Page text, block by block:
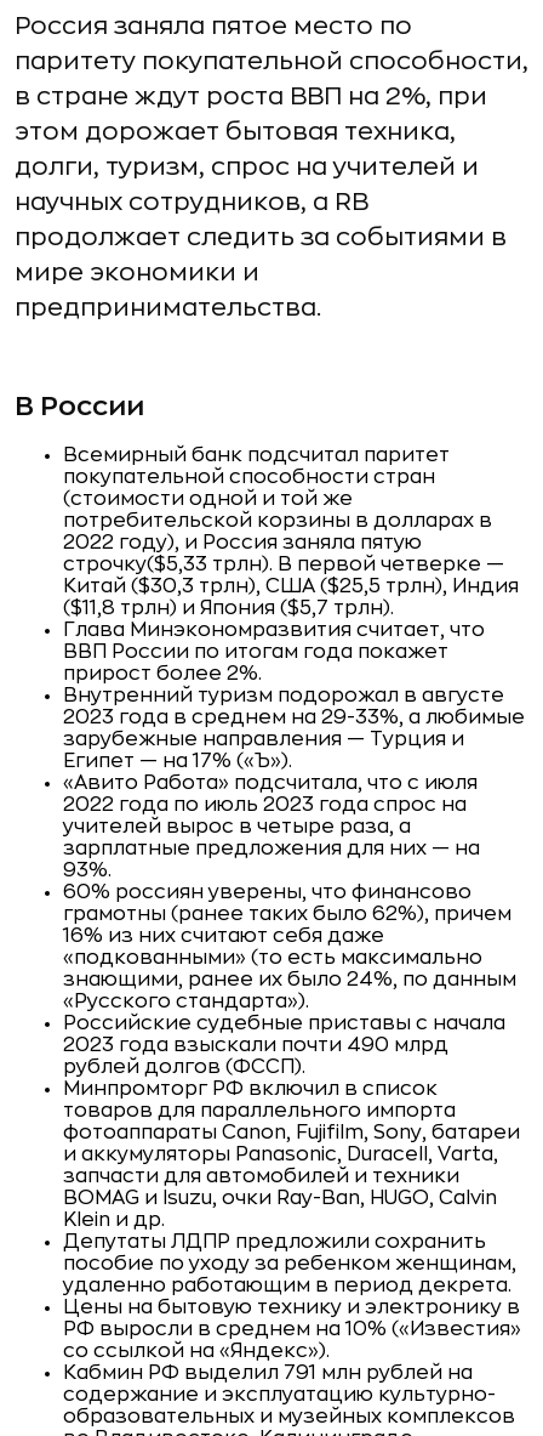
Россия заняла пятое место по
паритету покупательной способности,
в стране ждут роста ВВП на 2%, при
этом дорожает бытовая техника,
долги, туризм, спрос на учителей и
научных сотрудников, а RB
продолжает следить за событиями в
мире экономики и
предпринимательства.
В России
Всемирный банк подсчитал паритет
покупательной способности стран
(стоимости одной и той же
потребительской корзины в долларах в
2022 году), и Россия заняла пятую
строчку($5,33 трлн). В первой четверке —
Китай ($30,3 трлн), США ($25,5 трлн), Индия
($11,8 трлн) и Япония ($5,7 трлн).
Глава Минэкономразвития считает, что
ВВП России по итогам года покажет
прирост более 2%.
Внутренний туризм подорожал в августе
2023 года в среднем на 29-33%, а любимые
зарубежные направления — Турция и
Египет — на 17% («Ъ»).
«Авито Работа» подсчитала, что с июля
2022 года по июль 2023 года спрос на
учителей вырос в четыре раза, а
зарплатные предложения для них — на
93%.
60% россиян уверены, что финансово
грамотны (ранее таких было 62%), причем
16% из них считают себя даже
«подкованными» (то есть максимально
знающими, ранее их было 24%, по данным
«Русского стандарта»).
Российские судебные приставы с начала
2023 года взыскали почти 490 млрд
рублей долгов (ФССП).
Минпромторг РФ включил в список
товаров для параллельного импорта
фотоаппараты Canon, Fujifilm, Sony, батареи
и аккумуляторы Panasonic, Duracell, Varta,
запчасти для автомобилей и техники
BOMAG и Isuzu, очки Ray-Ban, HUGO, Calvin
Klein и др.
Депутаты ЛДПР предложили сохранить
пособие по уходу за ребенком женщинам,
удаленно работающим в период декрета.
Цены на бытовую технику и электронику в
РФ выросли в среднем на 10% («Известия»
со ссылкой на «Яндекс»).
Кабмин РФ выделил 791 млн рублей на
содержание и эксплуатацию культурно-
образовательных и музейных комплексов